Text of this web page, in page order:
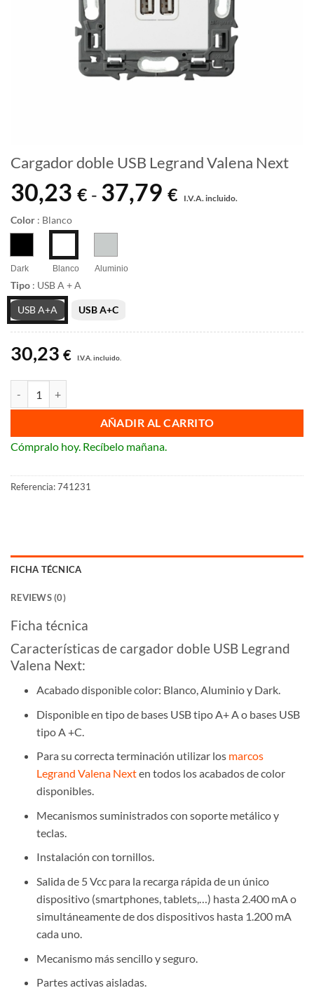
Cargador doble USB Legrand Valena Next
30,23 € - 37,79 €
de
I.V.A. incluido.
Color : Blanco
Dark Blanco Aluminio
Tipo : USB A + A
USB A+A USB A+C
30,23 € I.V.A. incluido.
AÑADIR AL CARRITO
Cómpralo hoy. Recíbelo mañana.
Referencia:741231
FICHA TÉCNICA
REVIEWS (0)
Ficha técnica
Características de cargador doble USB Legrand
Valena Next:
Acabado disponible color: Blanco, Aluminio y Dark.
Disponible en tipo de bases USB tipo A+ A o bases USB
tipo A +C.
Para su correcta terminación utilizar los marcos
Legrand Valena Nexten todos los acabados de color
disponibles.
Mecanismos suministrados con soporte metálico y
teclas.
Instalación con tornillos.
Salida de 5 Vcc para la recarga rápida de un único
dispositivo (smartphones, tablets,…) hasta 2.400 mA o
simultáneamente de dos dispositivos hasta 1.200 mA
cada uno.
Mecanismo más sencillo y seguro.
Partes activas aisladas.